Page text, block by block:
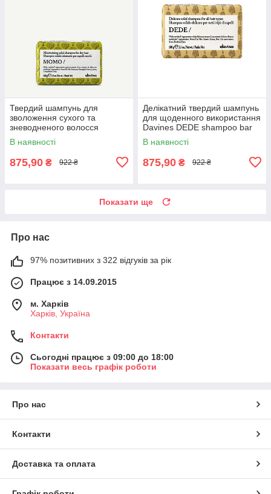
Твердий шампунь для
зволоження сухого та
зневодненого волосся
Davines MOMO shampoo bar
100 мл
В наявності
875,90 ₴ 922 ₴
Делікатний твердий шампунь
для щоденного використання
Davines DEDE shampoo bar
100 мл
В наявності
875,90 ₴ 922 ₴
Показати ще
Про нас
97% позитивних з 322 відгуків за рік
Працює з 14.09.2015
м. Харків
Харків, Україна
Контакти
Сьогодні працює з 09:00 до 18:00
Показати весь графік роботи
Про нас
Контакти
Доставка та оплата